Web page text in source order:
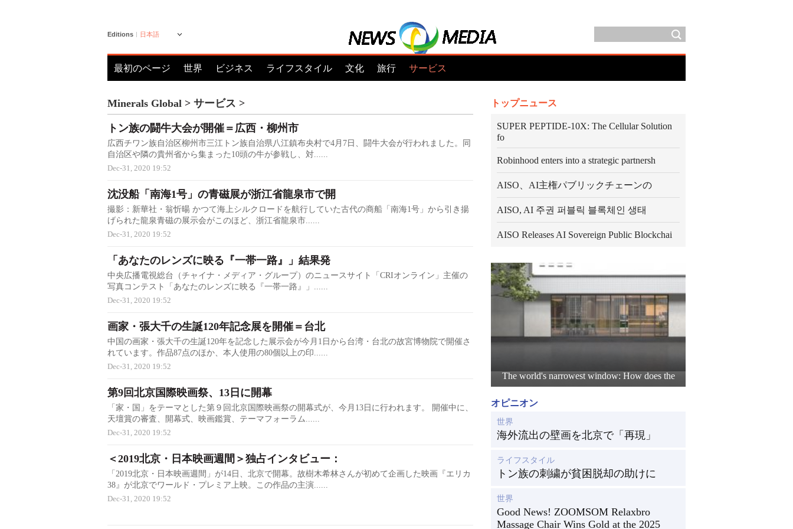
Editions 日本語
最初のページ 世界 ビジネス ライフスタイル 文化 旅行 サービス
Minerals Global > サービス >
トン族の闘牛大会が開催＝広西・柳州市
広西チワン族自治区柳州市三江トン族自治県八江鎮布央村で4月7日、闘牛大会が行われました。同
自治区や隣の貴州省から集まった10頭の牛が参戦し、対......
Dec-31, 2020 19:52
沈没船「南海1号」の青磁展が浙江省龍泉市で開
撮影：新華社・翁忻暘 かつて海上シルクロードを航行していた古代の商船「南海1号」から引き揚
げられた龍泉青磁の展示会がこのほど、浙江省龍泉市......
Dec-31, 2020 19:52
「あなたのレンズに映る『一帯一路』」結果発
中央広播電視総台（チャイナ・メディア・グループ）のニュースサイト「CRIオンライン」主催の
写真コンテスト「あなたのレンズに映る『一帯一路』」......
Dec-31, 2020 19:52
画家・張大千の生誕120年記念展を開催＝台北
中国の画家・張大千の生誕120年を記念した展示会が今月1日から台湾・台北の故宮博物院で開催さ
れています。作品87点のほか、本人使用の80個以上の印......
Dec-31, 2020 19:52
第9回北京国際映画祭、13日に開幕
「家・国」をテーマとした第９回北京国際映画祭の開幕式が、今月13日に行われます。 開催中に、
天壇賞の審査、開幕式、映画鑑賞、テーマフォーラム......
Dec-31, 2020 19:52
＜2019北京・日本映画週間＞独占インタビュー：
「2019北京・日本映画週間」が14日、北京で開幕。故樹木希林さんが初めて企画した映画『エリカ
38』が北京でワールド・プレミア上映。この作品の主演......
Dec-31, 2020 19:52
トップニュース
SUPER PEPTIDE-10X: The Cellular Solution
fo
Robinhood enters into a strategic partnersh
AISO、AI主権パブリックチェーンの
AISO, AI 주권 퍼블릭 블록체인 생태
AISO Releases AI Sovereign Public Blockchai
The world's narrowest window: How does the
オピニオン
世界
海外流出の壁画を北京で「再現」
ライフスタイル
トン族の刺繍が貧困脱却の助けに
世界
Good News! ZOOMSOM Relaxbro
Massage Chair Wins Gold at the 2025